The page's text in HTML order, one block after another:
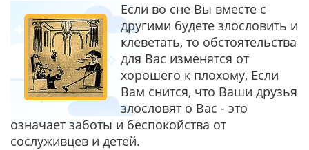
Если во сне Вы вместе с
другими будете злословить и
клеветать, то обстоятельства
для Вас изменятся от
хорошего к плохому, Если
Вам снится, что Ваши друзья
злословят о Вас - это
означает заботы и беспокойства от
сослуживцев и детей.